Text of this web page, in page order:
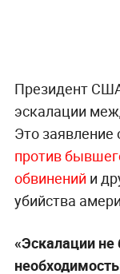
Президент
эскалации
Это заявление
против
обвинений и
убийства
«Эскалации